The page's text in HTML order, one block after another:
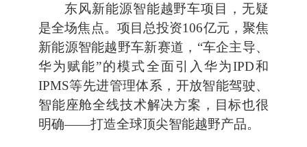
东风新能源智能越野车项目，无疑
是全场焦点。项目总投资106亿元，聚焦
新能源智能越野车新赛道，“车企主导、
华为赋能”的模式全面引入华为IPD和
IPMS等先进管理体系，开放智能驾驶、
智能座舱全线技术解决方案，目标也很
明确——打造全球顶尖智能越野产品。